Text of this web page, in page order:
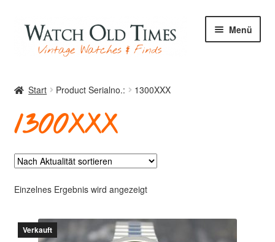
Zur
Navigation
springen
Zum
Inhalt
springen
Menü
Uhren
Archiv
Start Product Serialno.: 1300XXX
1300XXX
Einzelnes Ergebnis wird angezeigt
Verkauft